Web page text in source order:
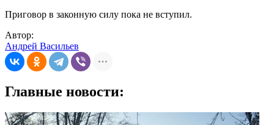
Приговор в законную силу пока не вступил.
Автор:
Андрей Васильев
Главные новости: